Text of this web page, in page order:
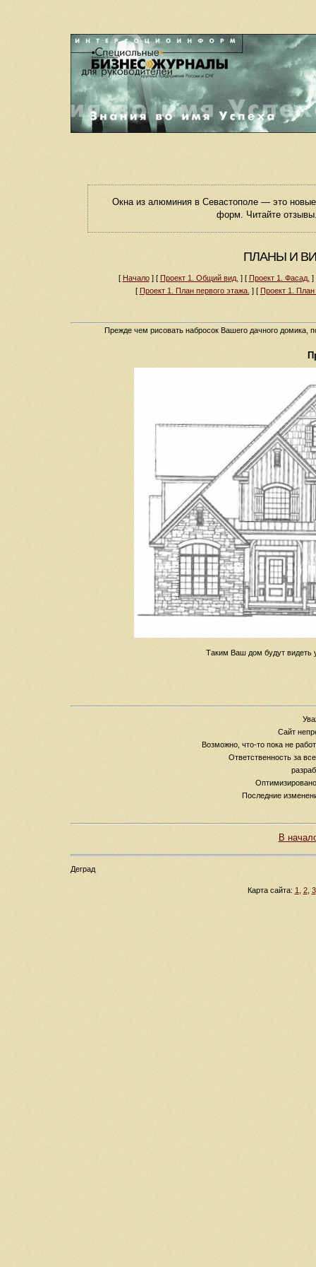
Окна из алюминия в Севастополе — это
форм. Читайте
ПЛАНЫ И
[ Начало] [ Проект 1. Общий вид. ] [ Проект 1. Фасад. ]
[ Проект 1. План первого этажа. ] [ Проект 1. План
Прежде чем рисовать набросок Вашего дачного домика,
Таким Ваш дом будут видеть
Сайт
Возможно, что-то пока не
Ответственность за
Последние
В
Деград
Карта сайта: 1 2, 3